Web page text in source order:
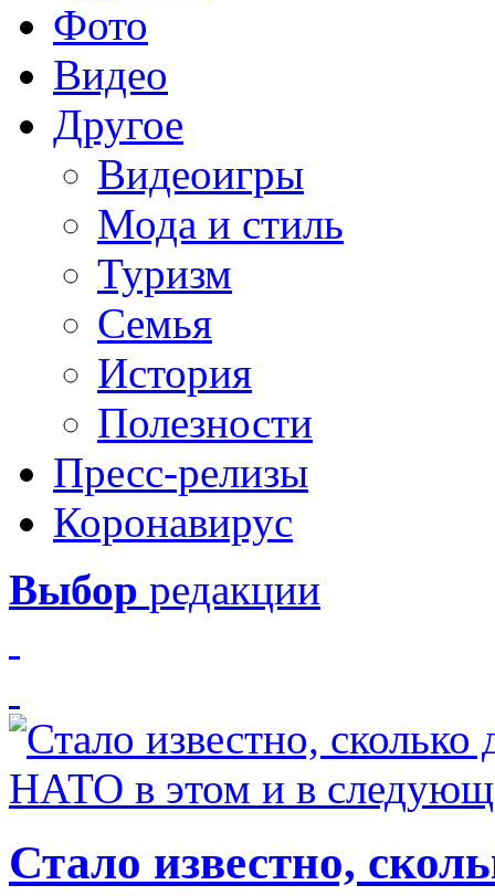
Фото
Видео
Другое
Видеоигры
Мода и стиль
Туризм
Семья
История
Полезности
Пресс-релизы
Коронавирус
Выбор редакции
Стало известно,